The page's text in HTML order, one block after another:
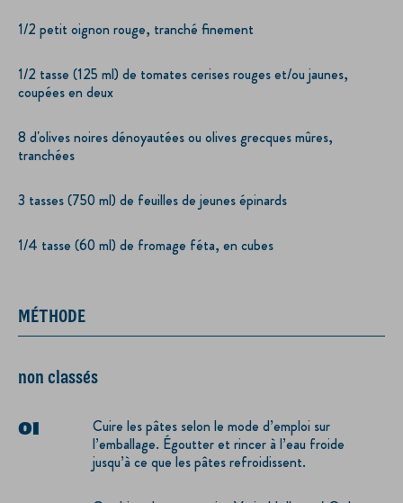
1/2 petit oignon rouge, tranché finement
1/2 tasse (125 ml) de tomates cerises rouges et/ou jaunes,
coupées en deux
8 d'olives noires dénoyautées ou olives grecques mûres,
tranchées
3 tasses (750 ml) de feuilles de jeunes épinards
1/4 tasse (60 ml) de fromage féta, en cubes
MÉTHODE
non classés
Cuire les pâtes selon le mode d’emploi sur
l’emballage. Égoutter et rincer à l’eau froide
jusqu’à ce que les pâtes refroidissent.